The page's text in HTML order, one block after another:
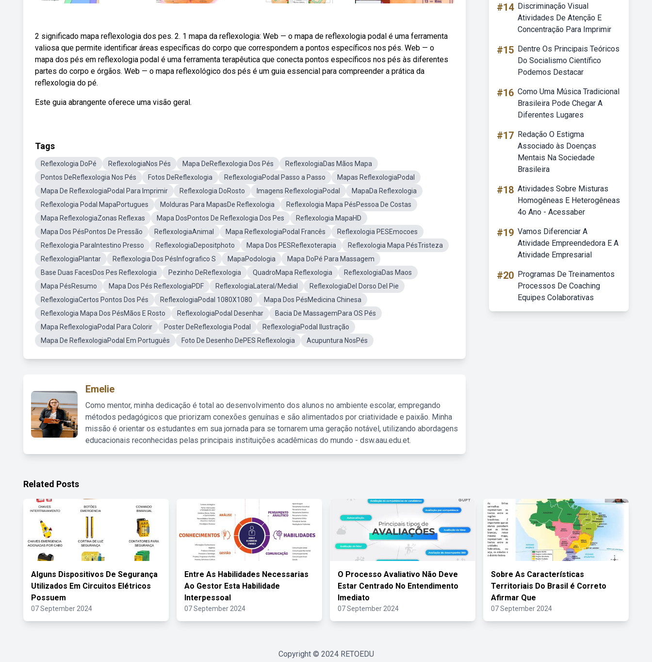
2 significado mapa reflexologia dos pes. 2. 1 mapa da reflexologia: Web — o mapa de reflexologia podal é uma ferramenta
valiosa que permite identificar áreas específicas do corpo que correspondem a pontos específicos nos pés. Web — o
mapa dos pés em reflexologia podal é uma ferramenta terapêutica que conecta pontos específicos nos pés às diferentes
partes do corpo e órgãos. Web — o mapa reflexológico dos pés é um guia essencial para compreender a prática da
reflexologia do pé.
Este guia abrangente oferece uma visão geral.
Tags
Reflexologia DoPé ReflexologiaNos Pés Mapa DeReflexologia Dos Pés
ReflexologiaDas Mãos Mapa
Pontos DeReflexologia Nos Pés
Fotos DeReflexologia ReflexologiaPodal Passo a Passo
Mapas ReflexologiaPodal
Mapa De ReflexologiaPodal Para Imprimir
Reflexologia DoRosto Imagens ReflexologiaPodal
MapaDa Reflexologia
Reflexologia Podal MapaPortugues
Molduras Para MapasDe Reflexologia
Reflexologia Mapa PésPessoa De Costas
Mapa ReflexologiaZonas Reflexas
Mapa DosPontos De Reflexologia Dos Pes
Reflexologia MapaHD
Mapa Dos PésPontos De Pressão
ReflexologiaAnimal Mapa ReflexologiaPodal Francês
Reflexologia PESEmocoes
Reflexologia ParaIntestino Presso
ReflexologiaDepositphoto Mapa Dos PESReflexoterapia
Reflexologia Mapa PésTristeza
ReflexologiaPlantar
Reflexologia Dos PésInfografico S MapaPodologia
Mapa DoPé Para Massagem
Base Duas FacesDos Pes Reflexologia
Pezinho DeReflexologia QuadroMapa Reflexologia
ReflexologiaDas Maos
Mapa PésResumo
Mapa Dos Pés ReflexologiaPDF ReflexologiaLateral/Medial
ReflexologiaDel Dorso Del Pie
ReflexologiaCertos Pontos Dos Pés
ReflexologiaPodal 1080X1080
Mapa Dos PésMedicina Chinesa
Reflexologia Mapa Dos PésMãos E Rosto
ReflexologiaPodal Desenhar
Bacia De MassagemPara OS Pés
Mapa ReflexologiaPodal Para Colorir
Poster DeReflexologia Podal
ReflexologiaPodal Ilustração
Mapa De ReflexologiaPodal Em Português
Foto De Desenho DePES Reflexologia Acupuntura NosPés
Emelie
Como mentor, minha dedicação é total ao desenvolvimento dos alunos no ambiente escolar, empregando
métodos pedagógicos que priorizam conexões genuínas e são alimentados por criatividade e paixão. Minha
missão é orientar os estudantes em sua jornada para se tornarem uma geração notável, utilizando abordagens
educacionais reconhecidas pelas principais instituições acadêmicas do mundo - dsw.aau.edu.et.
#14 Discriminação Visual
Atividades De Atenção E
Concentração Para Imprimir
#15 Dentre Os Principais Teóricos
Do Socialismo Científico
Podemos Destacar
#16 Como Uma Música Tradicional
Brasileira Pode Chegar A
Diferentes Lugares
#17 Redação O Estigma
Associado às Doenças
Mentais Na Sociedade
Brasileira
#18 Atividades Sobre Misturas
Homogêneas E Heterogêneas
4o Ano - Acessaber
#19 Vamos Diferenciar A
Atividade Empreendedora E A
Atividade Empresarial
#20 Programas De Treinamentos
Processos De Coaching
Equipes Colaborativas
Related Posts
Alguns Dispositivos De Segurança
Utilizados Em Circuitos Elétricos
Possuem
07 September 2024
Entre As Habilidades Necessarias
Ao Gestor Esta Habilidade
Interpessoal
07 September 2024
O Processo Avaliativo Não Deve
Estar Centrado No Entendimento
Imediato
07 September 2024
Sobre As Características
Territoriais Do Brasil é Correto
Afirmar Que
07 September 2024
Copyright © 2024 RETOEDU